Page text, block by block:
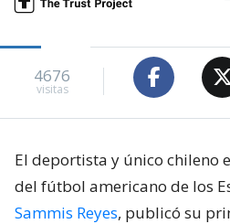
4676
visitas
El deportista y único chileno
del fútbol americano de los
Sammis Reyes, publicó su